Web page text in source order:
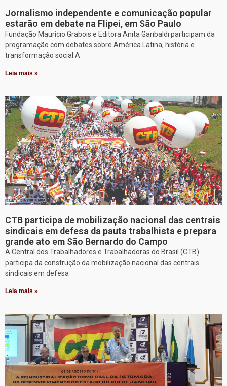
Jornalismo independente e comunicação popular
estarão em debate na Flipei, em São Paulo
Fundação Maurício Grabois e Editora Anita Garibaldi participam da
programação com debates sobre América Latina, história e
transformação social A
Leia mais »
CTB participa de mobilização nacional das centrais
sindicais em defesa da pauta trabalhista e prepara
grande ato em São Bernardo do Campo
A Central dos Trabalhadores e Trabalhadoras do Brasil (CTB)
participa da construção da mobilização nacional das centrais
sindicais em defesa
Leia mais »